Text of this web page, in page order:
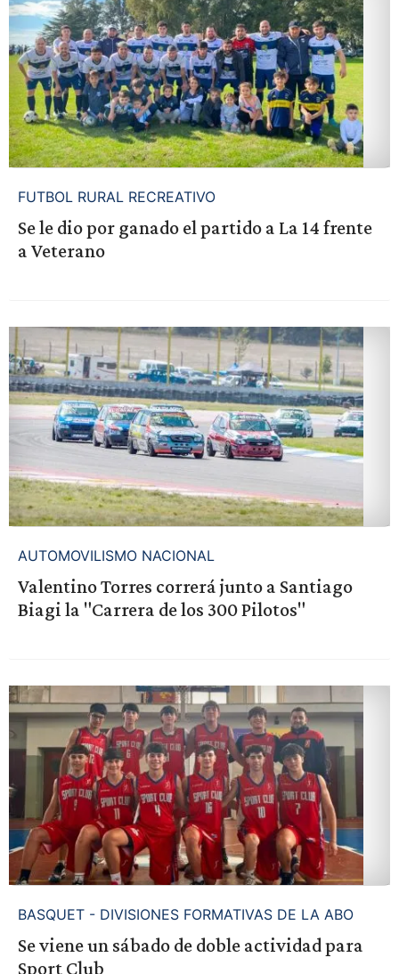
FUTBOL RURAL RECREATIVO
Se le dio por ganado el partido a La 14 frente
a Veterano
AUTOMOVILISMO NACIONAL
Valentino Torres correrá junto a Santiago
Biagi la "Carrera de los 300 Pilotos"
BASQUET - DIVISIONES FORMATIVAS DE LA ABO
Se viene un sábado de doble actividad para
Sport Club